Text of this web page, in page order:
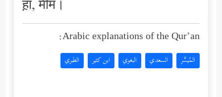
ह़ा, मीम।
Arabic explanations of the Qur’an:
المُيسَّر السعدي البغوي ابن كثير الطبري